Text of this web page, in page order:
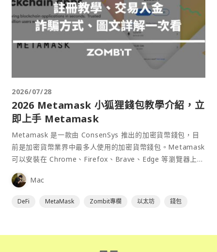
2026/07/28
2026 Metamask 小狐狸錢包教學介紹，立
即上手 Metamask
Metamask 是一款由 ConsenSys 推出的加密貨幣錢包，目
前是加密貨幣業界中最多人使用的加密貨幣錢包。Metamask
可以安裝在 Chrome、Firefox、Brave、Edge 等瀏覽器上作
為插件使用，具備許多功能且使用上非常方便。
Mac
DeFi MetaMask Zombit專欄 以太坊 錢包